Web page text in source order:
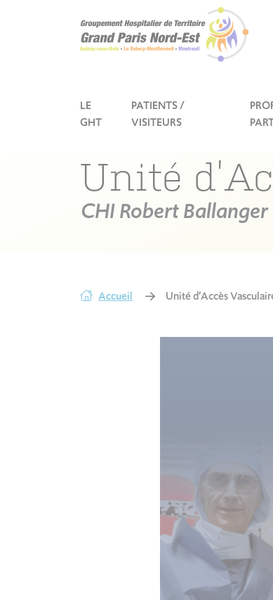
LE
GHT
PATIENTS /
VISITEURS
Unité
CHI Robert Ballanger
Accueil Unité d’Accès